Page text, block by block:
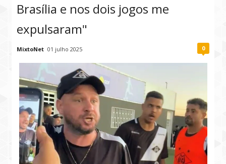
Brasília e nos dois jogos me
expulsaram"
MixtoNet 01 julho 2025 0